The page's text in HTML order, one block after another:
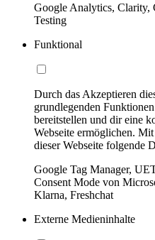
Google Analytics, Clarity,
Testing
Funktional
Durch das Akzeptieren
grundlegenden
bereitstellen und dir eine
Webseite ermöglichen.
dieser Webseite folgende
Google Tag Manager,
Consent Mode von
Klarna, Freshchat
Externe Medieninhalte